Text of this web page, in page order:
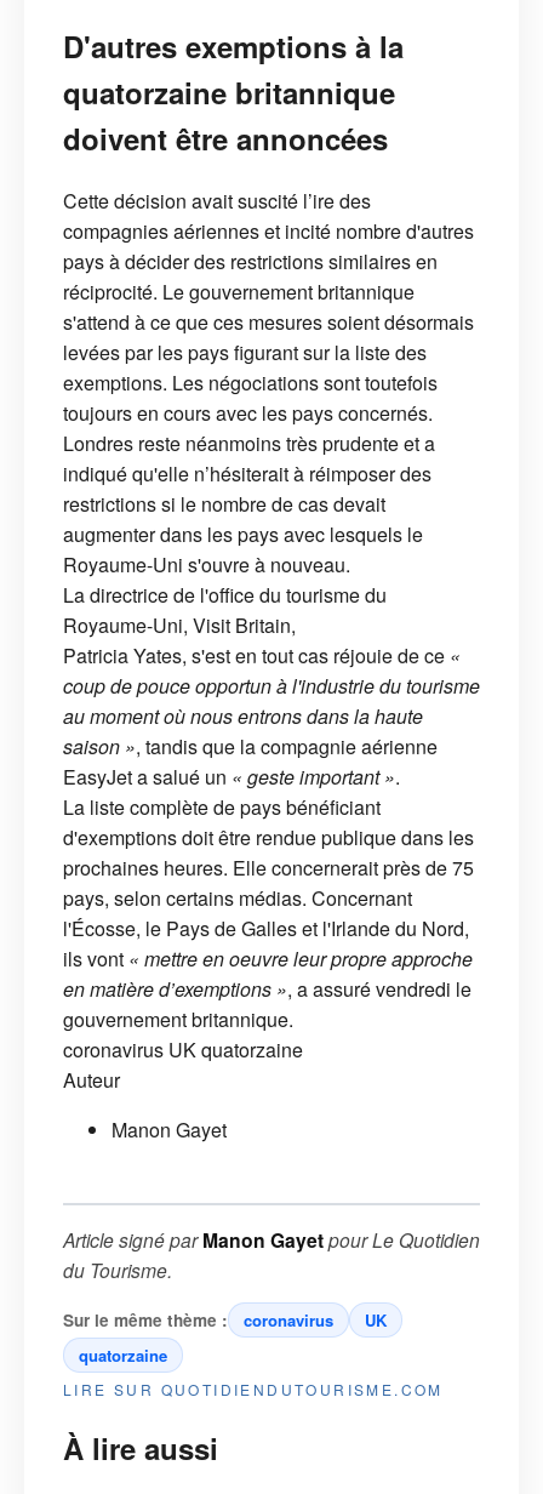
D'autres exemptions à la
quatorzaine britannique
doivent être annoncées
Cette décision avait suscité l’ire des
compagnies aériennes et incité nombre d'autres
pays à décider des restrictions similaires en
réciprocité. Le gouvernement britannique
s'attend à ce que ces mesures soient désormais
levées par les pays figurant sur la liste des
exemptions. Les négociations sont toutefois
toujours en cours avec les pays concernés.
Londres reste néanmoins très prudente et a
indiqué qu'elle n’hésiterait à réimposer des
restrictions si le nombre de cas devait
augmenter dans les pays avec lesquels le
Royaume-Uni s'ouvre à nouveau.
La directrice de l'office du tourisme du
Royaume-Uni, Visit Britain,
Patricia Yates, s'est en tout cas réjouie de ce «
coup de pouce opportun à l'industrie du tourisme
au moment où nous entrons dans la haute
saison », tandis que la compagnie aérienne
EasyJet a salué un « geste important ».
La liste complète de pays bénéficiant
d'exemptions doit être rendue publique dans les
prochaines heures. Elle concernerait près de 75
pays, selon certains médias. Concernant
l'Écosse, le Pays de Galles et l'Irlande du Nord,
ils vont « mettre en oeuvre leur propre approche
en matière d’exemptions », a assuré vendredi le
gouvernement britannique.
coronavirus UKquatorzaine
Auteur
Manon Gayet
Article signé parManon GayetpourLe Quotidien
du Tourisme.
Sur le même thème : coronavirus
UK
quatorzaine
LIRE SUR QUOTIDIENDUTOURISME.COM
À lire aussi